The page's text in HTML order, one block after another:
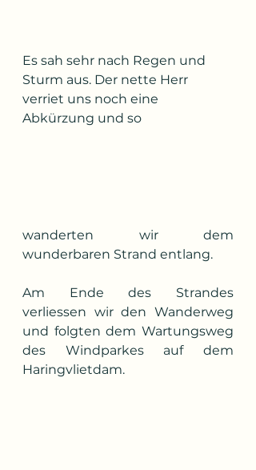
Es sah sehr nach Regen und
Sturm aus. Der nette Herr
verriet uns noch eine
Abkürzung und so
wanderten wir dem
wunderbaren Strand entlang.
Am Ende des Strandes
verliessen wir den Wanderweg
und folgten dem Wartungsweg
des Windparkes auf dem
Haringvlietdam.